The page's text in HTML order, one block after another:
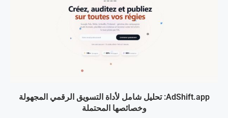
AdShift.app: تحليل شامل لأداة التسويق الرقمي المجهولة
وخصائصها المحتملة